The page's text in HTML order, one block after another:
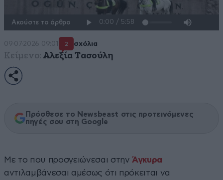
Ακούστε το άρθρο
09·07·2026 09:01 2 σχόλια
Κείμενο: Αλεξία Τασούλη
Πρόσθεσε το Newsbeast στις προτεινόμενες
πηγές σου στη Google
Με το που προσγειώνεσαι στηνΆγκυρα
αντιλαμβάνεσαι αμέσως ότι πρόκειται να